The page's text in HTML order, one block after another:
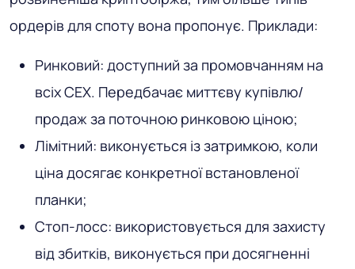
ордерів для споту вона пропонує. Приклади:
Ринковий: доступний за промовчанням на
всіх CEX. Передбачає миттєву купівлю/
продаж за поточною ринковою ціною;
Лімітний: виконується із затримкою, коли
ціна досягає конкретної встановленої
планки;
Стоп-лосс: використовується для захисту
від збитків, виконується при досягненні